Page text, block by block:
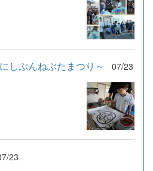
しぶんねぶたまつり～ 07/23
23